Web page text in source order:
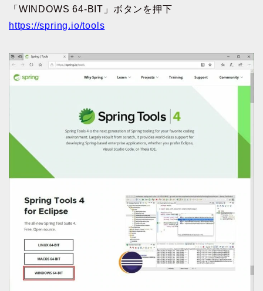
「WINDOWS 64-BIT」ボタンを押下
https://spring.io/tools